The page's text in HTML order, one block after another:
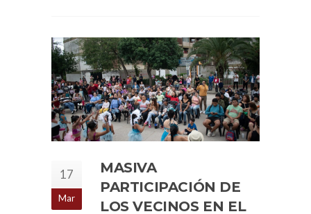
17
Mar
MASIVA
PARTICIPACIÓN DE
LOS VECINOS EN EL